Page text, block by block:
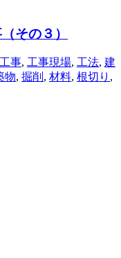
その３）
工事, 工事現場, 工法, 建
物, 掘削 , 材料, 根切り ,